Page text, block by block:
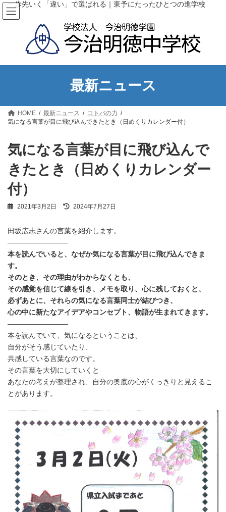
コ
ン
テ
キ
ナ
ビ
ゲ
に
一歩先いく「違い」で選ばれる｜東予にたったひとつの進学校
最新ニュース
HOME 最新ニュース
コトバの力
気になる言葉が目に飛び込んできたとき（日めくりカレンダー付）
気になる言葉が目に飛び込んで
きたとき（日めくりカレンダー
付）
2021年3月2日
最
新
:
2024年7月27日
田坂広志さんの言葉を紹介します。
————————–
本を読んでいると、なぜか気になる言葉が目に飛び込んできま
す。
そのとき、その理由がわからなくとも、
その感覚を信じて線を引き、メモを取り、心に残しておくと、
必ずあとに、それらの気になる言葉同士が結びつき、
心の中に新たなアイデアやコンセプト、物語が生まれてきます。
————————–
本を読んでいて、気になるということは、
自分がそう感じていたり、
共感している言葉なのです。
その言葉を大切にしていくと
あなたの考えが整理され、自分の奥底の心がくっきりと見えるこ
とがあります。